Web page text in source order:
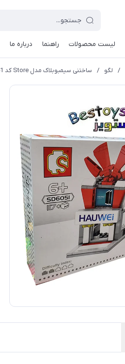
لیست محصولات راهنما درباره ما
/ لگو / ساختنی سیمبوبلاک مدل Store کد 6051